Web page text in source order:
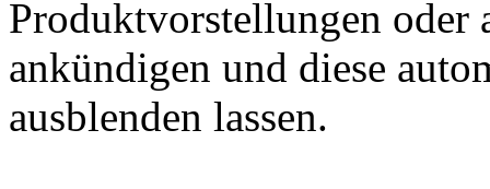
Produktvorstellungen oder
ankündigen und diese
ausblenden lassen.